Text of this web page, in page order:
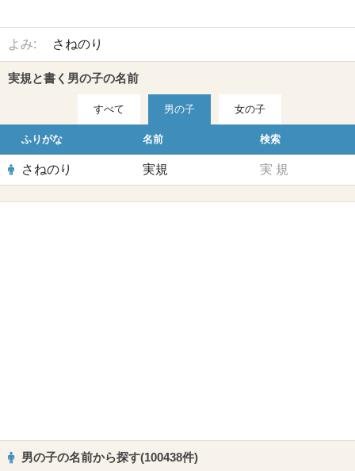
よみ: さねのり
実規と書く男の子の名前
すべて 男の子 女の子
ふりがな 名前 検索
さねのり 実規 実 規
男の子の名前から探す(100438件)